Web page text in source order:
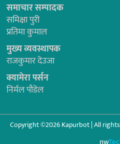
समाचार सम्पादक
समिक्षा पुरी
प्रतिमा कुमाल
मुख्य व्यवस्थापक
राजकुमार देउजा
क्यामेरा पर्सन
निर्मल पौडेल
Copyright ©2026 Kapurbot | All